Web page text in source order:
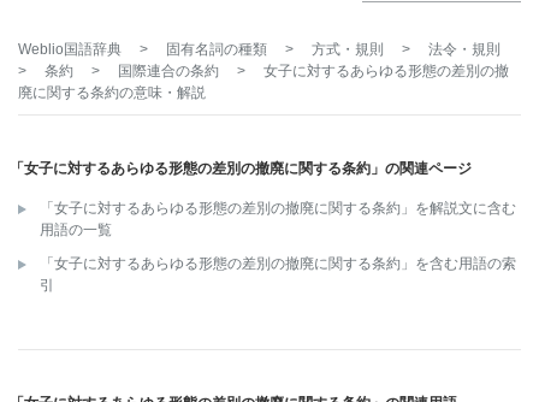
Weblio国語辞典 > 固有名詞の種類 > 方式・規則 >
法令・規則
>
条約 > 国際連合の条約 >
女子に対するあらゆる形態の差別の撤
廃に関する条約の意味・解説
「女子に対するあらゆる形態の差別の撤廃に関する条約」の関連ページ
「女子に対するあらゆる形態の差別の撤廃に関する条約」を解説文に含む
用語の一覧
「女子に対するあらゆる形態の差別の撤廃に関する条約」を含む用語の索
引